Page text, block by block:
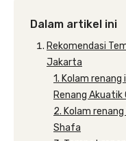
Dalam artikel ini
Rekomendasi
Jakarta
1. Kolam
Renang Akuatik
2. Kolam
Shafa